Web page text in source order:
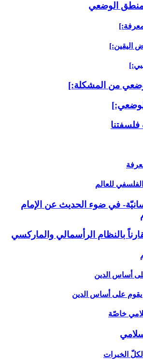
الوضعي‏
اليقين:]
من المشكلة:]
للعالم‏
في ضوء الحديث عن الإمام
بالنظام الرأسمالي والماركسي‏
أساس الدين
يقوم على أساس الدين
خاصّة
الخبرات